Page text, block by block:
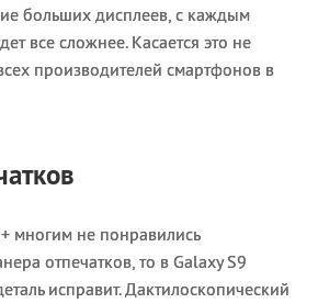
больших дисплеев, с каждым
все сложнее. Касается это не
производителей смартфонов в
многим не понравились
отпечатков, то в Galaxy S9
исправит. Дактилоскопический